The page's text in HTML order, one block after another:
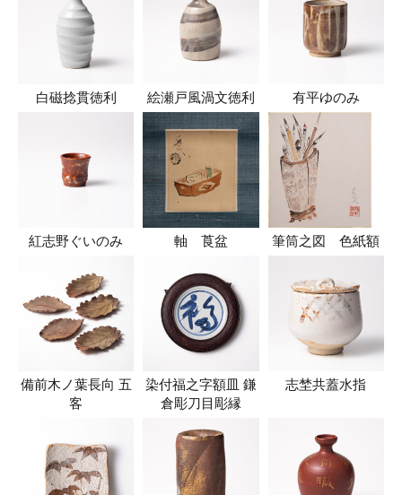
白磁捻貫徳利 絵瀬戸風渦文徳利 有平ゆのみ
紅志野ぐいのみ 軸 莨盆 筆筒之図 色紙額
備前木ノ葉長向 五
客
染付福之字額皿 鎌
倉彫刀目彫縁
志埜共蓋水指